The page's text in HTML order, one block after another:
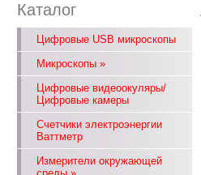
Каталог
Цифровые USB микроскопы
Микроскопы»
Цифровые видеоокуляры/
Цифровые камеры
Счетчики электроэнергии
Ваттметр
Измерители окружающей